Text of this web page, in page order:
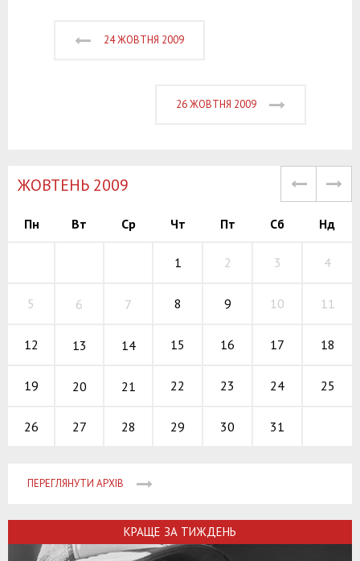
24 ЖОВТНЯ 2009
26 ЖОВТНЯ 2009
ЖОВТЕНЬ 2009
Пн Вт Ср Чт Пт Сб Нд
1 2 3 4
5 6 7 8 9 10 11
12 13 14 15 16 17 18
19 20 21 22 23 24 25
26 27 28 29 30 31
ПЕРЕГЛЯНУТИ АРХІВ
КРАЩЕ ЗА ТИЖДЕНЬ